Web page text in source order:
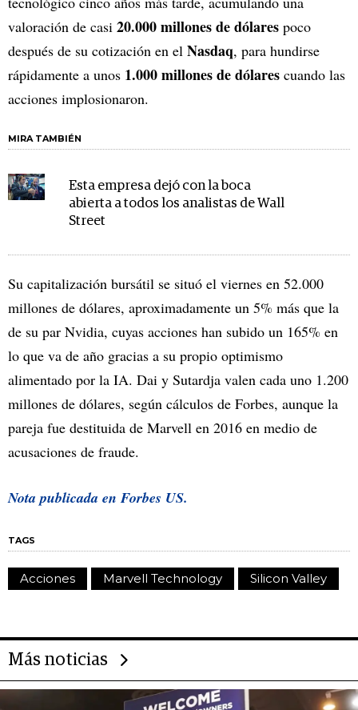
valoración de casi 20.000 millones de dólares poco
después de su cotización en el Nasdaq, para hundirse
rápidamente a unos 1.000 millones de dólares cuando las
acciones implosionaron.
MIRA TAMBIÉN
Esta empresa dejó con la boca
abierta a todos los analistas de Wall
Street
Su capitalización bursátil se situó el viernes en 52.000
millones de dólares, aproximadamente un 5% más que la
de su par Nvidia, cuyas acciones han subido un 165% en
lo que va de año gracias a su propio optimismo
alimentado por la IA. Dai y Sutardja valen cada uno 1.200
millones de dólares, según cálculos de Forbes, aunque la
pareja fue destituida de Marvell en 2016 en medio de
acusaciones de fraude.
Nota publicada en Forbes US.
TAGS
Acciones Marvell Technology Silicon Valley
Más noticias